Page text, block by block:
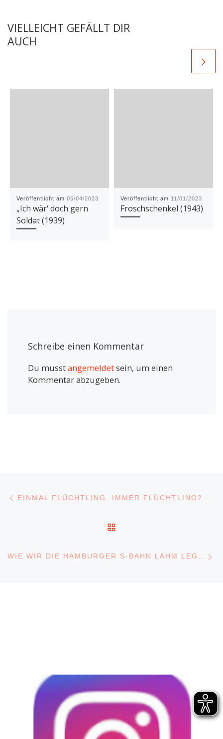
VIELLEICHT GEFÄLLT DIR
AUCH
Veröffentlicht am 05/04/2023
„Ich wär‘ doch gern
Soldat (1939)
Veröffentlicht am 11/01/2023
Froschschenkel (1943)
Schreibe einen Kommentar
Du musstangemeldetsein, um einen
Kommentar abzugeben.
WIE WIR DIE HAMBURGER S-BAHN LAHM LEGTEN (1945)